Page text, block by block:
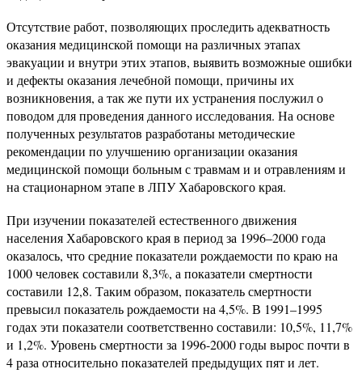
Отсутствие работ, позволяющих проследить адекватность
оказания медицинской помощи на различных этапах
эвакуации и внутри этих этапов, выявить возможные ошибки
и дефекты оказания лечебной помощи, причины их
возникновения, а так же пути их устранения послужил о
поводом для проведения данного исследования. На основе
полученных результатов разработаны методические
рекомендации по улучшению организации оказания
медицинской помощи больным с травмам и и отравлениям и
на стационарном этапе в ЛПУ Хабаровского края.
При изучении показателей естественного движения
населения Хабаровского края в период за 1996–2000 года
оказалось, что средние показатели рождаемости по краю на
1000 человек составили 8,3%, а показатели смертности
составили 12,8. Таким образом, показатель смертности
превысил показатель рождаемости на 4,5%. В 1991–1995
годах эти показатели соответственно составили: 10,5%, 11,7%
и 1,2%. Уровень смертности за 1996-2000 годы вырос почти в
4 раза относительно показателей предыдущих пят и лет.